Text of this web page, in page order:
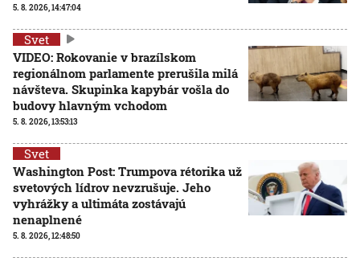
5. 8. 2026, 14:47:04
Svet
VIDEO: Rokovanie v brazílskom
regionálnom parlamente prerušila milá
návšteva. Skupinka kapybár vošla do
budovy hlavným vchodom
5. 8. 2026, 13:53:13
Svet
Washington Post: Trumpova rétorika už
svetových lídrov nevzrušuje. Jeho
vyhrážky a ultimáta zostávajú
nenaplnené
5. 8. 2026, 12:48:50